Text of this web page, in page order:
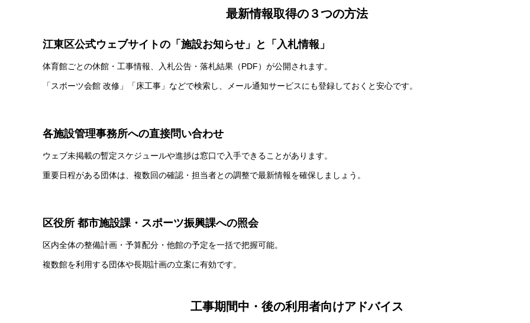
最新情報取得の３つの方法
江東区公式ウェブサイトの「施設お知らせ」と「入札情報」
体育館ごとの休館・工事情報、入札公告・落札結果（PDF）が公開されます。
「スポーツ会館 改修」「床工事」などで検索し、メール通知サービスにも登録しておくと安心です。
各施設管理事務所への直接問い合わせ
ウェブ未掲載の暫定スケジュールや進捗は窓口で入手できることがあります。
重要日程がある団体は、複数回の確認・担当者との調整で最新情報を確保しましょう。
区役所 都市施設課・スポーツ振興課への照会
区内全体の整備計画・予算配分・他館の予定を一括で把握可能。
複数館を利用する団体や長期計画の立案に有効です。
工事期間中・後の利用者向けアドバイス